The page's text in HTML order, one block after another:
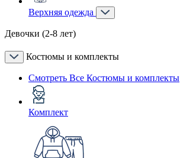
Верхняя одежда
Девочки (2-8 лет)
Костюмы и комплекты
Смотреть Все Костюмы и комплекты
Комплект